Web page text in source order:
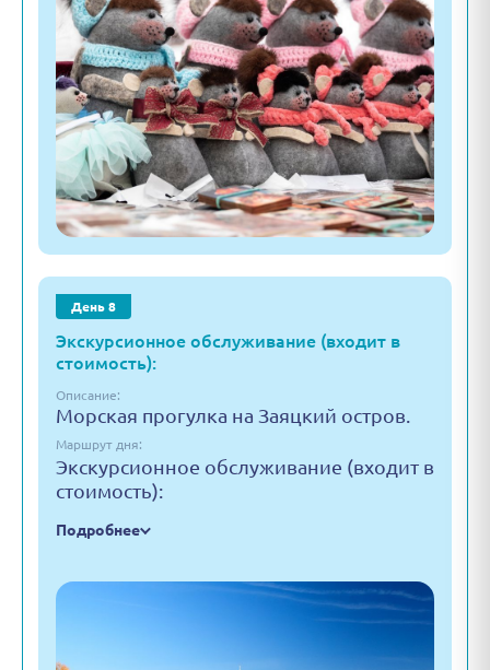
День 8
Экскурсионное обслуживание (входит в
стоимость):
Описание:
Морская прогулка на Заяцкий остров.
Маршрут дня:
Экскурсионное обслуживание (входит в
стоимость):
Подробнее